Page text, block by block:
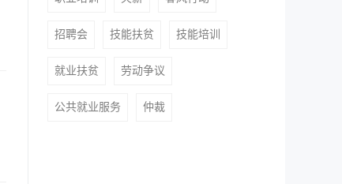
招聘会 技能扶贫 技能培训
就业扶贫 劳动争议
公共就业服务 仲裁